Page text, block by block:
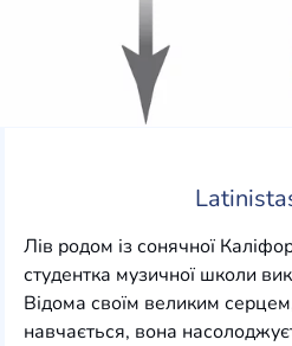
Лів родом із сонячної
студентка музичної школи
Відома своїм великим
навчається, вона